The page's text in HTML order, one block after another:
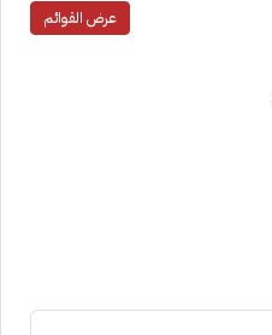
عرض القوائم